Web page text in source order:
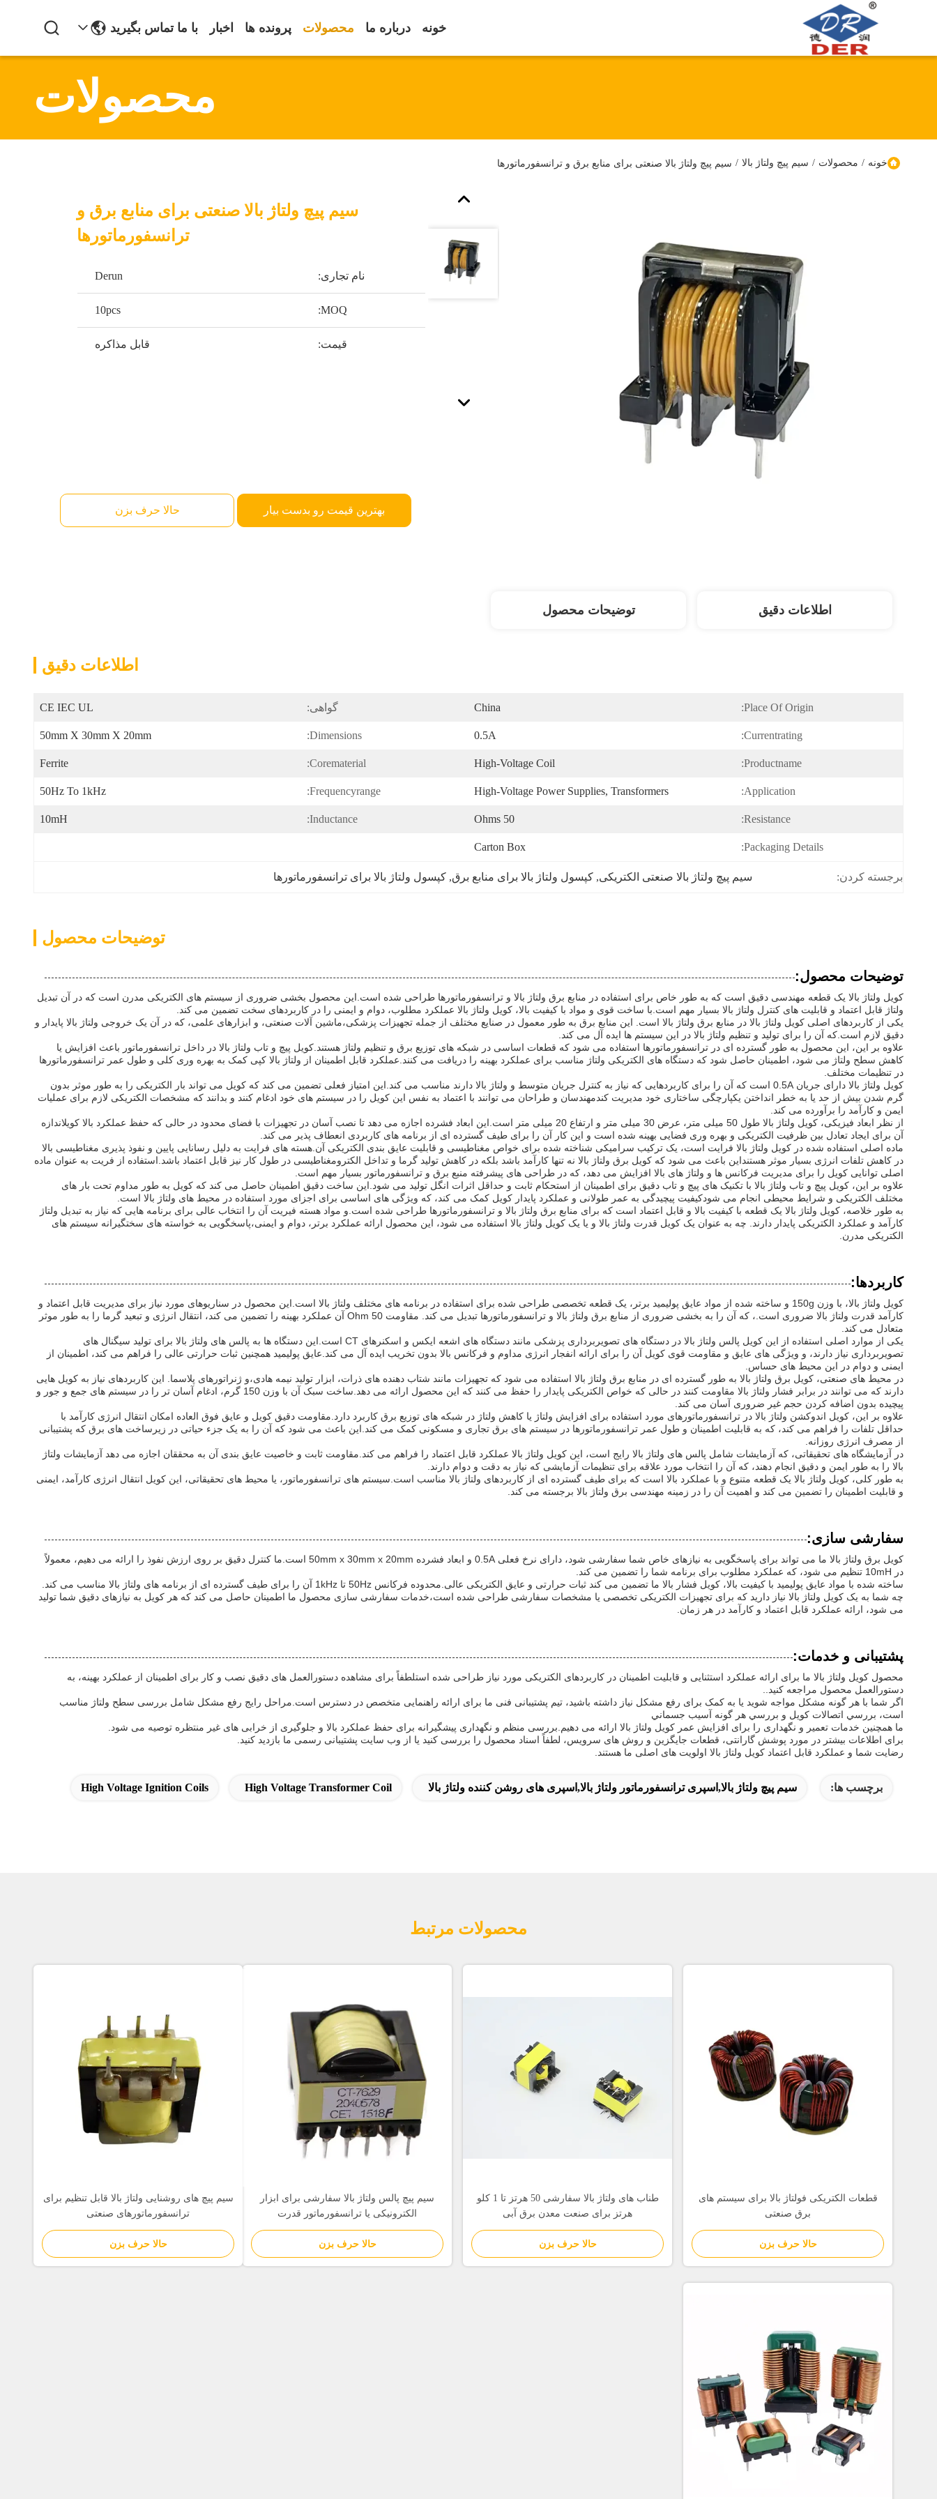
خونه درباره ما محصولات پرونده ها اخبار با ما تماس بگیرید
محصولات
خونه / محصولات / سیم پیچ ولتاژ بالا / سیم پیچ ولتاژ بالا صنعتی برای منابع برق و ترانسفورماتورها
سیم پیچ ولتاژ بالا صنعتی برای منابع برق و
ترانسفورماتورها
نام تجاری: Derun
MOQ:
10pcs
قیمت: قابل مذاکره
بهترین قیمت رو بدست بیار حالا حرف بزن
اطلاعات دقیق توضیحات محصول
اطلاعات دقیق
Place Of Origin:
China گواهی: CE IEC UL
Currentrating:
0.5A
Dimensions:
50mm X 30mm X 20mm
Productname:
High-Voltage Coil
Corematerial:
Ferrite
Application:
High-Voltage Power Supplies, Transformers
Frequencyrange:
50Hz To 1kHz
Resistance:
50 Ohms
Inductance:
10mH
Packaging Details:
Carton Box
برجسته کردن: سیم پیچ ولتاژ بالا صنعتی الکتریکی, کپسول ولتاژ بالا برای منابع برق, کپسول ولتاژ بالا برای ترانسفورماتورها
توضیحات محصول
توضیحات محصول:
کویل ولتاژ بالا یک قطعه مهندسی دقیق است که به طور خاص برای استفاده در منابع برق ولتاژ بالا و ترانسفورماتورها طراحی شده است.این محصول بخشی ضروری از سیستم های الکتریکی مدرن است که در آن تبدیل
ولتاژ قابل اعتماد و قابلیت های کنترل ولتاژ بالا بسیار مهم است.با ساخت قوی و مواد با کیفیت بالا، کویل ولتاژ بالا عملکرد مطلوب، دوام و ایمنی را در کاربردهای سخت تضمین می کند.
یکی از کاربردهای اصلی کویل ولتاژ بالا در منابع برق ولتاژ بالا است. این منابع برق به طور معمول در صنایع مختلف از جمله تجهیزات پزشکی،ماشین آلات صنعتی، و ابزارهای علمی، که در آن یک خروجی ولتاژ بالا پایدار و
دقیق لازم است.که آن را برای تولید و تنظیم ولتاژ بالا در این سیستم ها ایده آل می کند.
علاوه بر این، این محصول به طور گسترده ای در ترانسفورماتورها استفاده می شود که قطعات اساسی در شبکه های توزیع برق و تنظیم ولتاژ هستند.کویل پیچ و تاب ولتاژ بالا در داخل ترانسفورماتور باعث افزایش یا
کاهش سطح ولتاژ می شود، اطمینان حاصل شود که دستگاه های الکتریکی ولتاژ مناسب برای عملکرد بهینه را دریافت می کنند.عملکرد قابل اطمینان از ولتاژ بالا کپی کمک به بهره وری کلی و طول عمر ترانسفورماتورها
در تنظیمات مختلف.
کویل ولتاژ بالا دارای جریان 0.5A است که آن را برای کاربردهایی که نیاز به کنترل جریان متوسط و ولتاژ بالا دارند مناسب می کند.این امتیاز فعلی تضمین می کند که کویل می تواند بار الکتریکی را به طور موثر بدون
گرم شدن بیش از حد یا به خطر انداختن یکپارچگی ساختاری خود مدیریت کندمهندسان و طراحان می توانند با اعتماد به نفس این کویل را در سیستم های خود ادغام کنند و بدانند که مشخصات الکتریکی لازم برای عملیات
ایمن و کارآمد را برآورده می کند.
از نظر ابعاد فیزیکی، کویل ولتاژ بالا طول 50 میلی متر، عرض 30 میلی متر و ارتفاع 20 میلی متر است.این ابعاد فشرده اجازه می دهد تا نصب آسان در تجهیزات با فضای محدود در حالی که حفظ عملکرد بالا کویلاندازه
آن برای ایجاد تعادل بین ظرفیت الکتریکی و بهره وری فضایی بهینه شده است و این کار آن را برای طیف گسترده ای از برنامه های کاربردی انعطاف پذیر می کند.
ماده اصلی استفاده شده در کویل ولتاژ بالا فرایت است، یک ترکیب سرامیکی شناخته شده برای خواص مغناطیسی و قابلیت عایق بندی الکتریکی آن.هسته های فرایت به دلیل رسانایی پایین و نفوذ پذیری مغناطیسی بالا
در کاهش تلفات انرژی بسیار موثر هستنداین باعث می شود که کویل برق ولتاژ بالا نه تنها کارآمد باشد بلکه در کاهش تولید گرما و تداخل الکترومغناطیسی در طول کار نیز قابل اعتماد باشد.استفاده از فریت به عنوان ماده
اصلی توانایی کویل را برای مدیریت فرکانس ها و ولتاژ های بالا افزایش می دهد، که در طراحی های پیشرفته منبع برق و ترانسفورماتور بسیار مهم است.
علاوه بر این، کویل پیچ و تاب ولتاژ بالا با تکنیک های پیچ و تاب دقیق برای اطمینان از استحکام ثابت و حداقل اثرات انگل تولید می شود.این ساخت دقیق اطمینان حاصل می کند که کویل به طور مداوم تحت بار های
مختلف الکتریکی و شرایط محیطی انجام می شودکیفیت پیچیدگی به عمر طولانی و عملکرد پایدار کویل کمک می کند، که ویژگی های اساسی برای اجزای مورد استفاده در محیط های ولتاژ بالا است.
به طور خلاصه، کویل ولتاژ بالا یک قطعه با کیفیت بالا و قابل اعتماد است که برای منابع برق ولتاژ بالا و ترانسفورماتورها طراحی شده است.و مواد هسته فیریت آن را انتخاب عالی برای برنامه هایی که نیاز به تبدیل ولتاژ
کارآمد و عملکرد الکتریکی پایدار دارند. چه به عنوان یک کویل قدرت ولتاژ بالا و یا یک کویل ولتاژ بالا استفاده می شود، این محصول ارائه عملکرد برتر، دوام و ایمنی،پاسخگویی به خواسته های سختگیرانه سیستم های
الکتریکی مدرن.
کاربردها:
کویل ولتاژ بالا، با وزن 150g و ساخته شده از مواد عایق پولیمید برتر، یک قطعه تخصصی طراحی شده برای استفاده در برنامه های مختلف ولتاژ بالا است.این محصول در سناریوهای مورد نیاز برای مدیریت قابل اعتماد و
کارآمد قدرت ولتاژ بالا ضروری است.، که آن را به بخشی ضروری از منابع برق ولتاژ بالا و ترانسفورماتورها تبدیل می کند. مقاومت 50 Ohm آن عملکرد بهینه را تضمین می کند، انتقال انرژی و تبعید گرما را به طور موثر
متعادل می کند.
یکی از موارد اصلی استفاده از این کویل پالس ولتاژ بالا در دستگاه های تصویربرداری پزشکی مانند دستگاه های اشعه ایکس و اسکنرهای CT است.این دستگاه ها به پالس های ولتاژ بالا برای تولید سیگنال های
تصویربرداری نیاز دارند، و ویژگی های عایق و مقاومت قوی کویل آن را برای ارائه انفجار انرژی مداوم و فرکانس بالا بدون تخریب ایده آل می کند.عایق پولیمید همچنین ثبات حرارتی عالی را فراهم می کند، اطمینان از
ایمنی و دوام در این محیط های حساس.
در محیط های صنعتی، کویل برق ولتاژ بالا به طور گسترده ای در منابع برق ولتاژ بالا استفاده می شود که تجهیزات مانند شتاب دهنده های ذرات، ابزار تولید نیمه هادی،و ژنراتورهای پلاسما. این کاربردهای نیاز به کویل هایی
دارند که می توانند در برابر فشار ولتاژ بالا مقاومت کنند در حالی که خواص الکتریکی پایدار را حفظ می کنند که این محصول ارائه می دهد.ساخت سبک آن با وزن 150 گرم، ادغام آسان تر را در سیستم های جمع و جور و
پیچیده بدون اضافه کردن حجم غیر ضروری آسان می کند.
علاوه بر این، کویل اندوکشن ولتاژ بالا در ترانسفورماتورهای مورد استفاده برای افزایش ولتاژ یا کاهش ولتاژ در شبکه های توزیع برق کاربرد دارد.مقاومت دقیق کویل و عایق فوق العاده امکان انتقال انرژی کارآمد با
حداقل تلفات را فراهم می کند، که به قابلیت اطمینان و طول عمر ترانسفورماتورها در سیستم های برق تجاری و مسکونی کمک می کند.این باعث می شود که آن را به یک جزء حیاتی در زیرساخت های برق که پشتیبانی
از مصرف انرژی روزانه.
در آزمایشگاه های تحقیقاتی، که آزمایشات شامل پالس های ولتاژ بالا رایج است، این کویل ولتاژ بالا عملکرد قابل اعتماد را فراهم می کند.مقاومت ثابت و خاصیت عایق بندی آن به محققان اجازه می دهد آزمایشات ولتاژ
بالا را به طور ایمن و دقیق انجام دهند، که آن را انتخاب مورد علاقه برای تنظیمات آزمایشی که نیاز به دقت و دوام دارند.
به طور کلی، کویل ولتاژ بالا یک قطعه متنوع و با عملکرد بالا است که برای طیف گسترده ای از کاربردهای ولتاژ بالا مناسب است.سیستم های ترانسفورماتور، یا محیط های تحقیقاتی، این کویل انتقال انرژی کارآمد، ایمنی
و قابلیت اطمینان را تضمین می کند و اهمیت آن را در زمینه مهندسی برق ولتاژ بالا برجسته می کند.
سفارشی سازی:
کویل برق ولتاژ بالا ما می تواند برای پاسخگویی به نیازهای خاص شما سفارشی شود، دارای نرخ فعلی 0.5A و ابعاد فشرده 50mm x 30mm x 20mm است.ما کنترل دقیق بر روی ارزش نفوذ را ارائه می دهیم، معمولاً
در 10mH تنظیم می شود، که عملکرد مطلوب برای برنامه شما را تضمین می کند.
ساخته شده با مواد عایق پولیمید با کیفیت بالا، کویل فشار بالا ما تضمین می کند ثبات حرارتی و عایق الکتریکی عالی.محدوده فرکانس 50Hz تا 1kHz آن را برای طیف گسترده ای از برنامه های ولتاژ بالا مناسب می کند.
چه شما به یک کویل ولتاژ بالا نیاز دارید که برای تجهیزات الکتریکی تخصصی یا مشخصات سفارشی طراحی شده است،خدمات سفارشی سازی محصول ما اطمینان حاصل می کند که هر کویل به نیازهای دقیق شما تولید
می شود، ارائه عملکرد قابل اعتماد و کارآمد در هر زمان.
پشتیبانی و خدمات:
محصول کویل ولتاژ بالا ما برای ارائه عملکرد استثنایی و قابلیت اطمینان در کاربردهای الکتریکی مورد نیاز طراحی شده استلطفاً برای مشاهده دستورالعمل های دقیق نصب و کار برای اطمینان از عملکرد بهینه، به
دستورالعمل محصول مراجعه کنید..
اگر شما با هر گونه مشکل مواجه شوید یا به کمک برای رفع مشکل نیاز داشته باشید، تیم پشتیبانی فنی ما برای ارائه راهنمایی متخصص در دسترس است.مراحل رایج رفع مشکل شامل بررسی سطح ولتاژ مناسب
است، بررسي اتصالات کويل و بررسي هر گونه آسيب جسماني
ما همچنین خدمات تعمیر و نگهداری را برای افزایش عمر کویل ولتاژ بالا ارائه می دهیم.بررسی منظم و نگهداری پیشگیرانه برای حفظ عملکرد بالا و جلوگیری از خرابی های غیر منتظره توصیه می شود.
برای اطلاعات بیشتر در مورد پوشش گارانتی، قطعات جایگزین و روش های سرویس، لطفاً اسناد محصول را بررسی کنید یا از وب سایت پشتیبانی رسمی ما بازدید کنید.
رضایت شما و عملکرد قابل اعتماد کویل ولتاژ بالا اولویت های اصلی ما هستند.
برچسب ها: سیم پیچ ولتاژ بالا,اسپری ترانسفورماتور ولتاژ بالا,اسپری های روشن کننده ولتاژ بالا High Voltage Transformer Coil
High Voltage Ignition Coils
محصولات مرتبط
قطعات الکتریکی فولتاژ بالا برای سیستم های
برق صنعتی
حالا حرف بزن
طناب های ولتاژ بالا سفارشی 50 هرتز تا 1 کلو
هرتز برای صنعت معدن برق آبی
حالا حرف بزن
سیم پیچ پالس ولتاژ بالا سفارشی برای ابزار
الکترونیکی یا ترانسفورماتور قدرت
حالا حرف بزن
سیم پیچ های روشنایی ولتاژ بالا قابل تنظیم برای
ترانسفورماتورهای صنعتی
حالا حرف بزن